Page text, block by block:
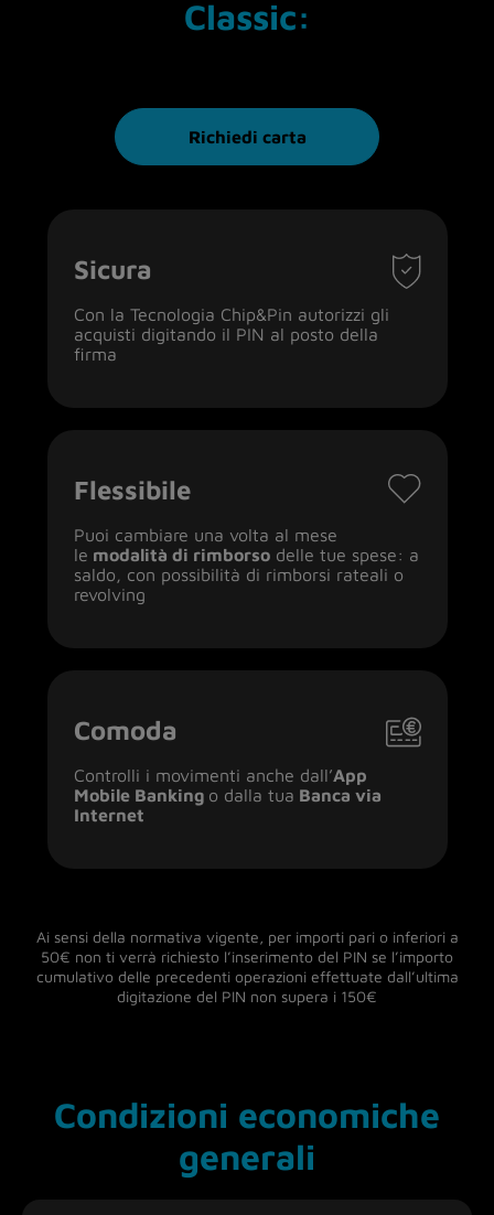
Classic:
Richiedi carta
Sicura
Con la Tecnologia Chip&Pin autorizzi gli
acquisti digitando il PIN al posto della
firma
Flessibile
Puoi cambiare una volta al mese
le modalità di rimborsodelle tue spese: a
saldo, con possibilità di rimborsi rateali o
revolving
Comoda
Controlli i movimenti anche dall’App
Mobile Banking o dalla tua Banca via
Internet
Ai sensi della normativa vigente, per importi pari o inferiori a
50€ non ti verrà richiesto l’inserimento del PIN se l’importo
cumulativo delle precedenti operazioni effettuate dall’ultima
digitazione del PIN non supera i 150€
Condizioni economiche
generali